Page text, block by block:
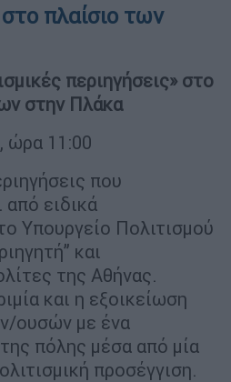
πλαίσιο των
περιηγήσεις» στο
στην Πλάκα
ώρα 11:00
που
από ειδικά
Υπουργείο Πολιτισμού
και
της Αθήνας.
και η εξοικείωση
ουσών με ένα
πόλης μέσα από μία
προσέγγιση.